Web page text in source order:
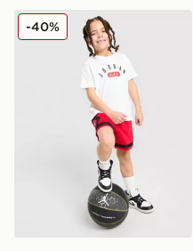
Jordan Completo
-40%